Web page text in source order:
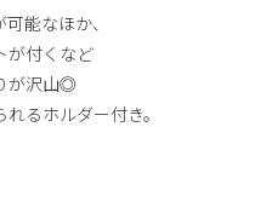
能なほか、
が付くなど
が沢山◎
るホルダー付き。